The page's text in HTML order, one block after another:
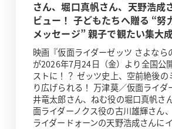
さん、堀口真帆さん、天野浩成
ビュー！ 子どもたちへ贈る “努
メッセージ” 親子で観たい集大
映画『仮面ライダーゼッツ さよなら
が2026年7月24日（金）より全国公
ストに！？ ゼッツ史上、空前絶後の
り広げられる！ 万津莫／仮面ライダ
井竜太郎さん、ねむ役の堀口真帆さ
面ライダーノクス役の古川雄輝さん
ライダードォーンの天野浩成さんに